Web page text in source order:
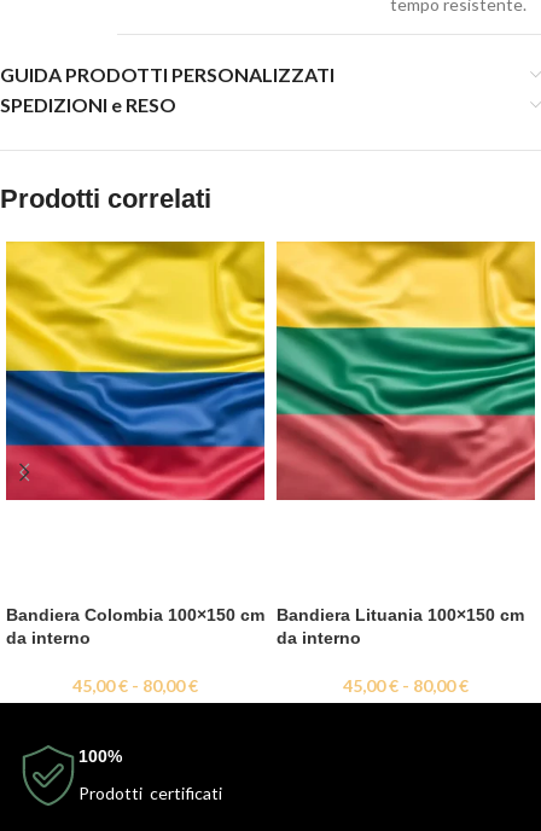
tempo resistente.
GUIDA PRODOTTI PERSONALIZZATI
SPEDIZIONI e RESO
Prodotti correlati
Bandiera Colombia 100×150 cm
da interno
45,00€ - 80,00€
Bandiera Lituania 100×150 cm
da interno
45,00€ - 80,00€
100%
Prodotti certificati